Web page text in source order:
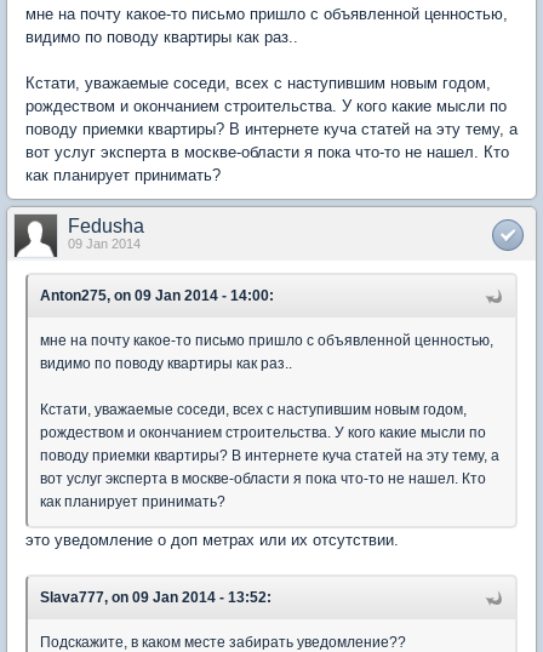
мне на почту какое-то письмо пришло с объявленной ценностью,
видимо по поводу квартиры как раз..
Кстати, уважаемые соседи, всех с наступившим новым годом,
рождеством и окончанием строительства. У кого какие мысли по
поводу приемки квартиры? В интернете куча статей на эту тему, а
вот услуг эксперта в москве-области я пока что-то не нашел. Кто
как планирует принимать?
Fedusha
09 Jan 2014
Anton275, on 09 Jan 2014 - 14:00:
мне на почту какое-то письмо пришло с объявленной ценностью,
видимо по поводу квартиры как раз..
Кстати, уважаемые соседи, всех с наступившим новым годом,
рождеством и окончанием строительства. У кого какие мысли по
поводу приемки квартиры? В интернете куча статей на эту тему, а
вот услуг эксперта в москве-области я пока что-то не нашел. Кто
как планирует принимать?
это уведомление о доп метрах или их отсутствии.
Slava777, on 09 Jan 2014 - 13:52:
Подскажите, в каком месте забирать уведомление??